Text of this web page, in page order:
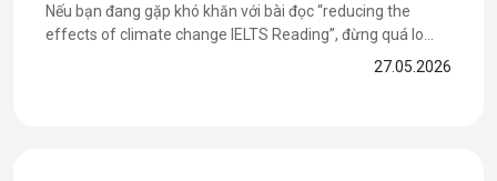
Nếu bạn đang gặp khó khăn với bài đọc “reducing the
effects of climate change IELTS Reading”, đừng quá lo
lắng vì đây là dạng bài dễ khiến nhiều bạn mất điểm ở phần
27.05.2026